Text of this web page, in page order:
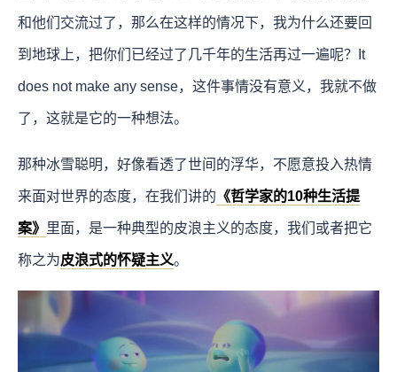
和他们交流过了，那么在这样的情况下，我为什么还要回
到地球上，把你们已经过了几千年的生活再过一遍呢？It
does not make any sense，这件事情没有意义，我就不做
了，这就是它的一种想法。
那种冰雪聪明，好像看透了世间的浮华，不愿意投入热情
来面对世界的态度，在我们讲的 《哲学家的10种生活提
案》 里面，是一种典型的皮浪主义的态度，我们或者把它
称之为皮浪式的怀疑主义。